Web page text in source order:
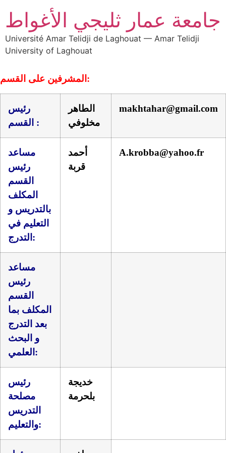
جامعة عمار ثليجي الأغواط
Université Amar Telidji de Laghouat — Amar Telidji
University of Laghouat
المشرفين على القسم:
رئيس
القسم :
الطاهر
مخلوفي
makhtahar@gmail.com
مساعد
رئيس
القسم
المكلف
بالتدريس و
التعليم في
التدرج:
أحمد
قربة
A.krobba@yahoo.fr
مساعد
رئيس
القسم
المكلف بما
بعد التدرج
و البحث
العلمي:
رئيس
مصلحة
التدريس
والتعليم:
خديجة
بلحرمة